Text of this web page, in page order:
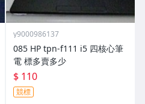
y9000986137
085 HP tpn-f111 i5 四核心筆
電 標多賣多少
$ 110
競標